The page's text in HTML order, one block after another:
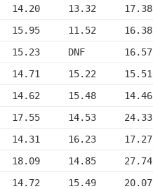
14.20     13.32     17.38
15.95     11.52     16.38
15.23     DNF       16.57
14.71     15.22     15.51
14.62     15.48     14.46
17.55     14.53     24.33
14.31     16.23     17.27
18.09     14.85     27.74
14.72     15.49     20.07